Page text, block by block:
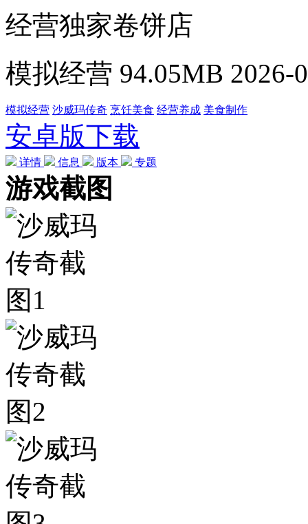
经营独家卷饼店
模拟经营 94.05MB 2026-
模拟经营 沙威玛传奇 烹饪美食 经营养成 美食制作
安卓版下载
详情 信息 版本 专题
游戏截图